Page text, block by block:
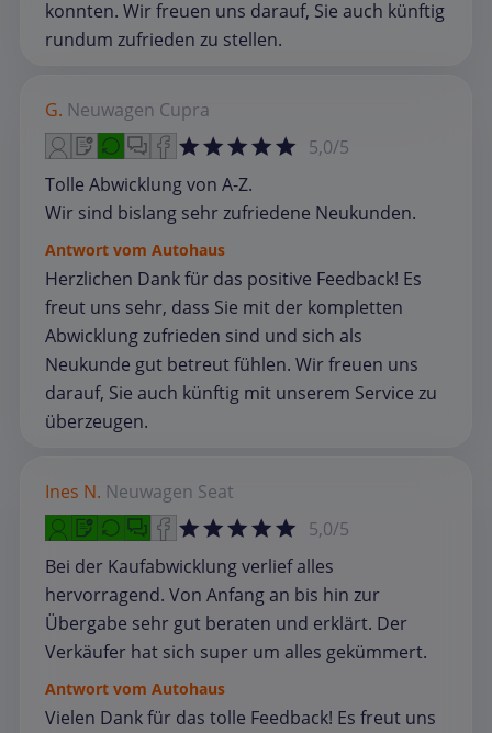
konnten. Wir freuen uns darauf, Sie auch künftig
rundum zufrieden zu stellen.
G. Neuwagen Cupra
5,0/5
Tolle Abwicklung von A-Z.
Wir sind bislang sehr zufriedene Neukunden.
Antwort vom Autohaus
Herzlichen Dank für das positive Feedback! Es
freut uns sehr, dass Sie mit der kompletten
Abwicklung zufrieden sind und sich als
Neukunde gut betreut fühlen. Wir freuen uns
darauf, Sie auch künftig mit unserem Service zu
überzeugen.
Ines N. Neuwagen Seat
5,0/5
Bei der Kaufabwicklung verlief alles
hervorragend. Von Anfang an bis hin zur
Übergabe sehr gut beraten und erklärt. Der
Verkäufer hat sich super um alles gekümmert.
Antwort vom Autohaus
Vielen Dank für das tolle Feedback! Es freut uns